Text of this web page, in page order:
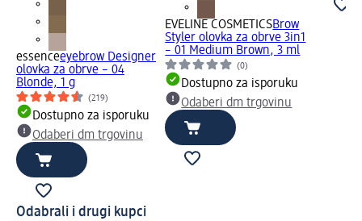
essenceeyebrow Designer
olovka za obrve – 04
Blonde, 1 g
(219)
Dostupno za isporuku
Odaberi dm trgovinu
EVELINE COSMETICSBrow
Styler olovka za obrve 3in1
– 01 Medium Brown, 3 ml
(0)
Dostupno za isporuku
Odaberi dm trgovinu
Odabrali i drugi kupci